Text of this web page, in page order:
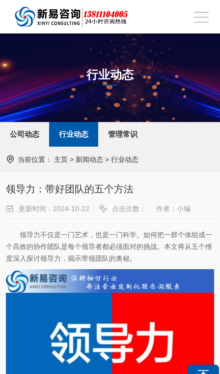
行业动态
公司动态 行业动态 管理常识
当前位置： 主页 > 新闻动态 > 行业动态
领导力：带好团队的五个方法
更新时间：2024-10-22 点击次数： 作者：小编
领导力不仅是一门艺术，也是一门科学。如何把一群个体组成一
个高效的协作团队是每个领导者都必须面对的挑战。本文将从五个维
度深入探讨领导力，揭示带领团队的奥秘。